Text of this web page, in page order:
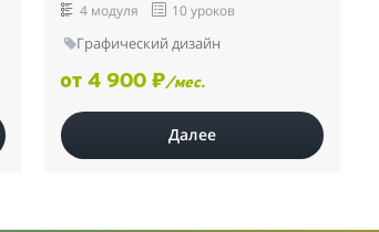
4 модуля 10 уроков
Графический дизайн
от 4 900 ₽/мес.
Далее